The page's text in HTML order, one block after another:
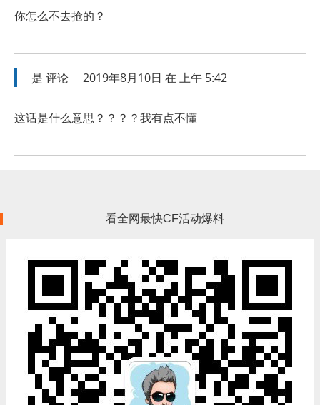
你怎么不去抢的？
是 评论 2019年8月10日 在 上午 5:42
这话是什么意思？？？？我有点不懂
看全网最快CF活动爆料